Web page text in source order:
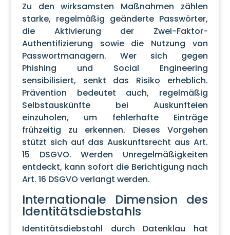
Zu den wirksamsten Maßnahmen zählen
starke, regelmäßig geänderte Passwörter,
die Aktivierung der Zwei-Faktor-
Authentifizierung sowie die Nutzung von
Passwortmanagern. Wer sich gegen
Phishing und Social Engineering
sensibilisiert, senkt das Risiko erheblich.
Prävention bedeutet auch, regelmäßig
Selbstauskünfte bei Auskunfteien
einzuholen, um fehlerhafte Einträge
frühzeitig zu erkennen. Dieses Vorgehen
stützt sich auf das Auskunftsrecht aus Art.
15 DSGVO. Werden Unregelmäßigkeiten
entdeckt, kann sofort die Berichtigung nach
Art. 16 DSGVO verlangt werden.
Internationale Dimension des
Identitätsdiebstahls
Identitätsdiebstahl durch Datenklau hat